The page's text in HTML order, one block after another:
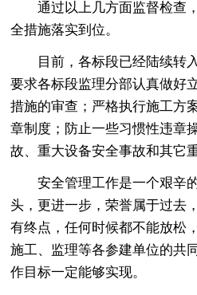
通过以上几方面监督检查
全措施落实到位。
目前，各标段已经陆续转
要求各标段监理分部认真做好
措施的审查；严格执行施工方
章制度；防止一些习惯性违章
故、重大设备安全事故和其它
安全管理工作是一个艰辛
头，更进一步，荣誉属于过去
有终点，任何时候都不能放松
施工、监理等各参建单位的共
作目标一定能够实现。